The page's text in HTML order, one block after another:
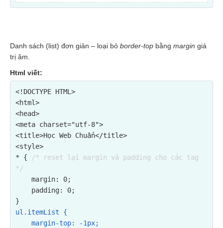
Danh sách (list) đơn giản – loại bỏ border-top bằng margin giá
trị âm.
Html viết:
<!DOCTYPE HTML>
<html>
<head>
<meta charset="utf-8">
<title>Học Web Chuẩn</title>
<style>
* {
/* reset lại margin và padding cho các tag
*/
ul.itemList {